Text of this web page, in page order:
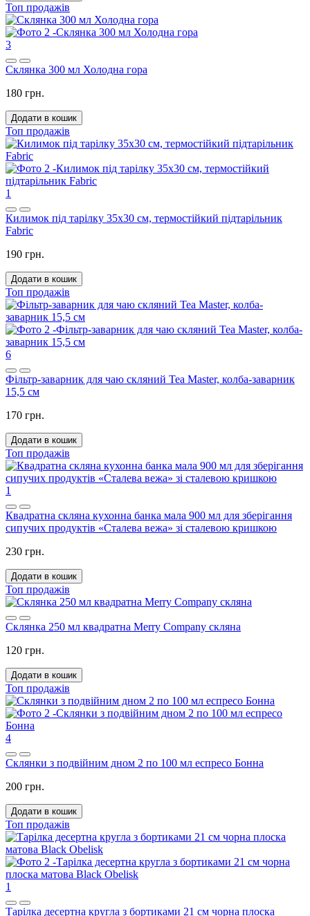
Топ продажів
3
Склянка 300 мл Холодна гора
180 грн.
Додати в кошик
Топ продажів
1
Килимок під тарілку 35x30 см, термостійкий підтарільник
Fabric
190 грн.
Додати в кошик
Топ продажів
6
Фільтр-заварник для чаю скляний Tea Master, колба-заварник
15,5 см
170 грн.
Додати в кошик
Топ продажів
1
Квадратна скляна кухонна банка мала 900 мл для зберігання
сипучих продуктів «Сталева вежа» зі сталевою кришкою
230 грн.
Додати в кошик
Топ продажів
Склянка 250 мл квадратна Merry Company скляна
120 грн.
Додати в кошик
Топ продажів
4
Склянки з подвійним дном 2 по 100 мл еспресо Бонна
200 грн.
Додати в кошик
Топ продажів
1
Тарілка десертна кругла з бортиками 21 см чорна плоска